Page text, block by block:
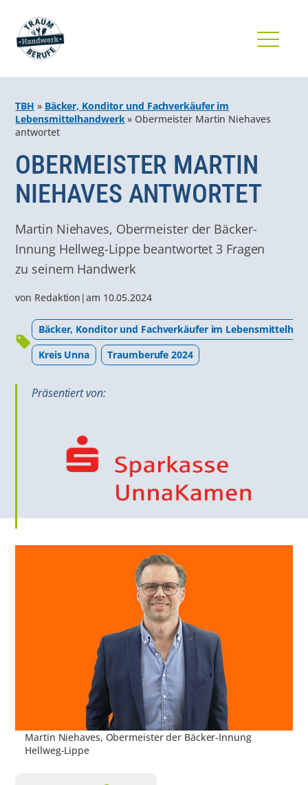
TBH » Bäcker, Konditor und Fachverkäufer im
Lebensmittelhandwerk» Obermeister Martin Niehaves
antwortet
OBERMEISTER MARTIN
NIEHAVES ANTWORTET
Martin Niehaves, Obermeister der Bäcker-
Innung Hellweg-Lippe beantwortet 3 Fragen
zu seinem Handwerk
von Redaktion |am 10.05.2024
Bäcker, Konditor und Fachverkäufer im
Kreis Unna
Traumberufe 2024
Präsentiert von:
Martin Niehaves, Obermeister der Bäcker-Innung
Hellweg-Lippe